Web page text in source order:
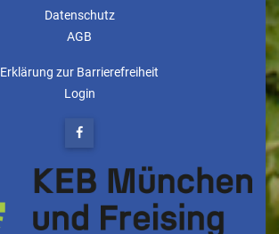
Datenschutz
AGB
Erklärung zur Barrierefreiheit
Login